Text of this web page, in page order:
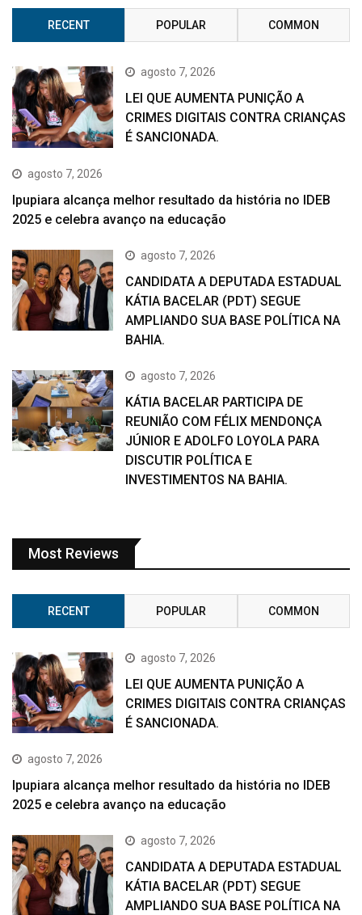
RECENT POPULAR COMMON
agosto 7, 2026
LEI QUE AUMENTA PUNIÇÃO A
CRIMES DIGITAIS CONTRA CRIANÇAS
É SANCIONADA.
agosto 7, 2026
Ipupiara alcança melhor resultado da história no IDEB
2025 e celebra avanço na educação
agosto 7, 2026
CANDIDATA A DEPUTADA ESTADUAL
KÁTIA BACELAR (PDT) SEGUE
AMPLIANDO SUA BASE POLÍTICA NA
BAHIA.
agosto 7, 2026
KÁTIA BACELAR PARTICIPA DE
REUNIÃO COM FÉLIX MENDONÇA
JÚNIOR E ADOLFO LOYOLA PARA
DISCUTIR POLÍTICA E
INVESTIMENTOS NA BAHIA.
Most Reviews
RECENT POPULAR COMMON
agosto 7, 2026
LEI QUE AUMENTA PUNIÇÃO A
CRIMES DIGITAIS CONTRA CRIANÇAS
É SANCIONADA.
agosto 7, 2026
Ipupiara alcança melhor resultado da história no IDEB
2025 e celebra avanço na educação
agosto 7, 2026
CANDIDATA A DEPUTADA ESTADUAL
KÁTIA BACELAR (PDT) SEGUE
AMPLIANDO SUA BASE POLÍTICA NA